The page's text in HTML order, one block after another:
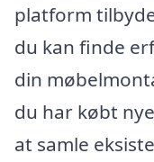
platform
du kan finde
din
du har købt
at samle